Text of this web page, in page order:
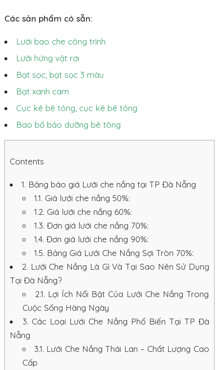
Các sản phẩm có sẵn:
Lưới bao che công trình
Lưới hứng vật rơi
Bạt sọc, bạt sọc 3 màu
Bạt xanh cam
Cục kê bê tông, cục kê bê tông
Bao bố bảo dưỡng bê tông
Contents
1. Bảng báo giá Lưới che nắng tại TP Đà Nẵng
1.1. Giá lưới che nắng 50%:
1.2. Giá lưới che nắng 60%:
1.3. Đơn giá lưới che nắng 70%:
1.4. Đơn giá lưới che nắng 90%:
1.5. Bảng Giá Lưới Che Nắng Sợi Tròn 70%:
2. Lưới Che Nắng Là Gì Và Tại Sao Nên Sử Dụng
Tại Đà Nẵng?
2.1. Lợi Ích Nổi Bật Của Lưới Che Nắng Trong
Cuộc Sống Hàng Ngày
3. Các Loại Lưới Che Nắng Phổ Biến Tại TP Đà
Nẵng
3.1. Lưới Che Nắng Thái Lan – Chất Lượng Cao
Cấp